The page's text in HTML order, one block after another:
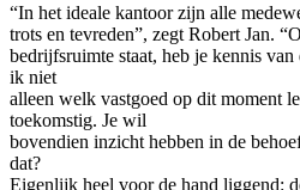
“In het ideale kantoor zijn alle
trots en tevreden”, zegt Robert Jan.
bedrijfsruimte staat, heb je kennis
ik niet
alleen welk vastgoed op dit moment
toekomstig. Je wil
bovendien inzicht hebben in de
dat?
Eigenlijk heel voor de hand liggend: